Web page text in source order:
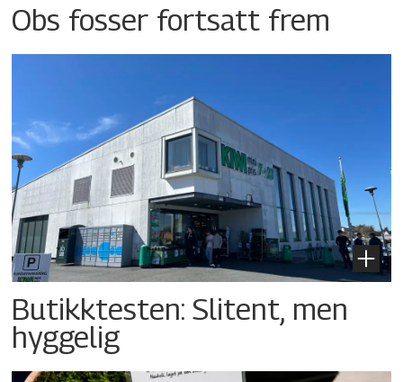
Obs fosser fortsatt frem
Butikktesten: Slitent, men
hyggelig